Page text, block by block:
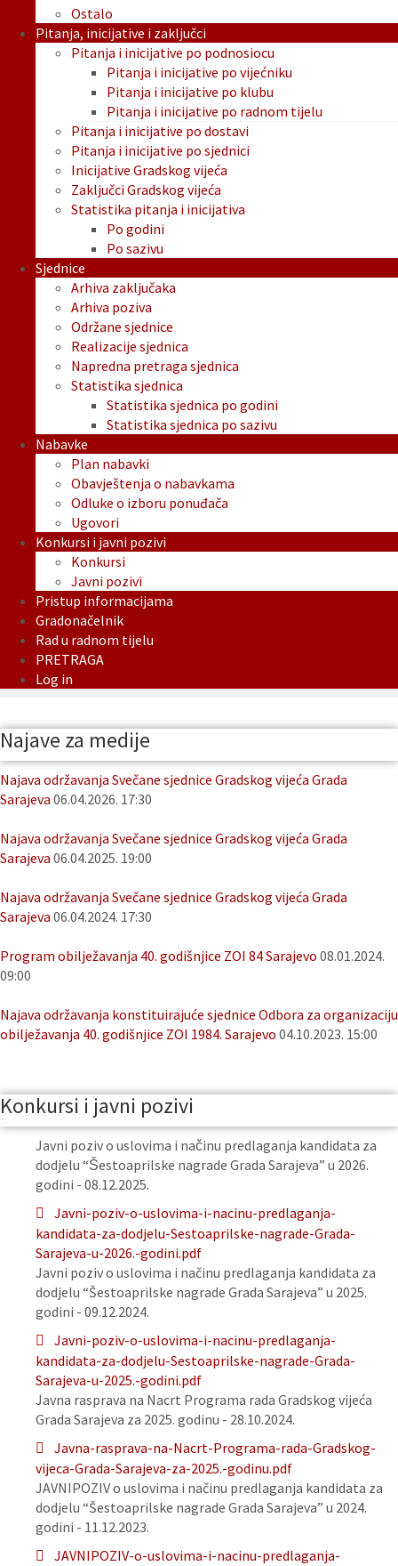
Ostalo
Pitanja, inicijative i zaključci
Pitanja i inicijative po podnosiocu
Pitanja i inicijative po vijećniku
Pitanja i inicijative po klubu
Pitanja i inicijative po radnom tijelu
Pitanja i inicijative po dostavi
Pitanja i inicijative po sjednici
Inicijative Gradskog vijeća
Zaključci Gradskog vijeća
Statistika pitanja i inicijativa
Po godini
Po sazivu
Sjednice
Arhiva zaključaka
Arhiva poziva
Održane sjednice
Realizacije sjednica
Napredna pretraga sjednica
Statistika sjednica
Statistika sjednica po godini
Statistika sjednica po sazivu
Nabavke
Plan nabavki
Obavještenja o nabavkama
Odluke o izboru ponuđača
Ugovori
Konkursi i javni pozivi
Konkursi
Javni pozivi
Pristup informacijama
Gradonačelnik
Rad u radnom tijelu
PRETRAGA
Log in
Najave za medije
Najava održavanja Svečane sjednice Gradskog vijeća Grada
Sarajeva 06.04.2026. 17:30
Najava održavanja Svečane sjednice Gradskog vijeća Grada
Sarajeva 06.04.2025. 19:00
Najava održavanja Svečane sjednice Gradskog vijeća Grada
Sarajeva 06.04.2024. 17:30
Program obilježavanja 40. godišnjice ZOI 84 Sarajevo 08.01.2024.
09:00
Najava održavanja konstituirajuće sjednice Odbora za organizaciju
obilježavanja 40. godišnjice ZOI 1984. Sarajevo 04.10.2023. 15:00
Konkursi i javni pozivi
Javni poziv o uslovima i načinu predlaganja kandidata za
dodjelu “Šestoaprilske nagrade Grada Sarajeva” u 2026.
godini - 08.12.2025.
Javni-poziv-o-uslovima-i-nacinu-predlaganja-
kandidata-za-dodjelu-Sestoaprilske-nagrade-Grada-
Sarajeva-u-2026.-godini.pdf
Javni poziv o uslovima i načinu predlaganja kandidata za
dodjelu “Šestoaprilske nagrade Grada Sarajeva” u 2025.
godini - 09.12.2024.
Javni-poziv-o-uslovima-i-nacinu-predlaganja-
kandidata-za-dodjelu-Sestoaprilske-nagrade-Grada-
Sarajeva-u-2025.-godini.pdf
Javna rasprava na Nacrt Programa rada Gradskog vijeća
Grada Sarajeva za 2025. godinu - 28.10.2024.
Javna-rasprava-na-Nacrt-Programa-rada-Gradskog-
vijeca-Grada-Sarajeva-za-2025.-godinu.pdf
JAVNIPOZIV o uslovima i načinu predlaganja kandidata za
dodjelu “Šestoaprilske nagrade Grada Sarajeva” u 2024.
godini - 11.12.2023.
JAVNIPOZIV-o-uslovima-i-nacinu-predlaganja-